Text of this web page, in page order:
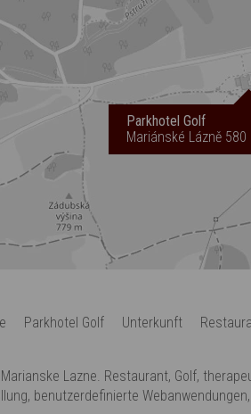
Parkhotel Golf
Mariánské Lázně 580
Parkhotel Golf Unterkunft
Lazne. Restaurant, Golf,
, benutzerdefinierte Webanwendungen,